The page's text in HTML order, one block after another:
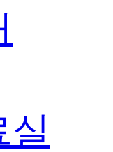
실